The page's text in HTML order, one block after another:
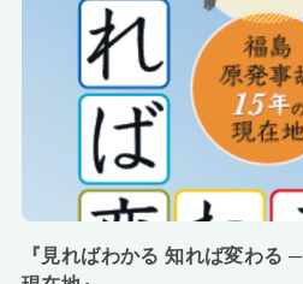
『見ればわかる 知れば変わる